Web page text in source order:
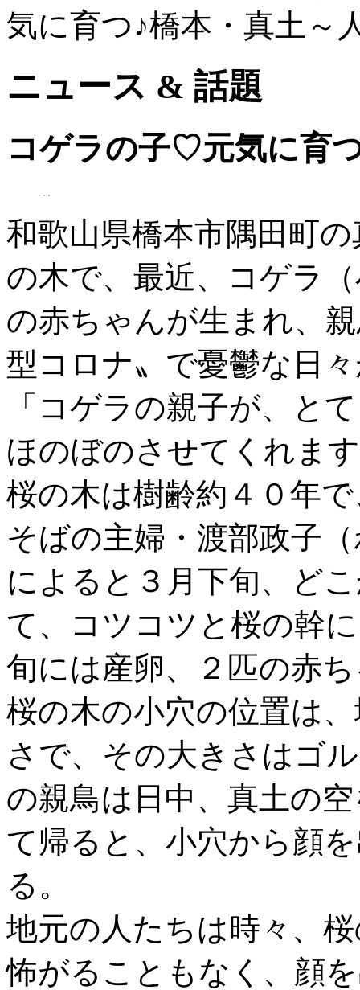
気に育つ♪橋本・真土～
ニュース & 話題
コゲラの子♡元気に育
和歌山県橋本市隅田町
の木で、最近、コゲラ
の赤ちゃんが生まれ、
型コロナ〟で憂鬱な日
「コゲラの親子が、と
ほのぼのさせてくれま
桜の木は樹齢約４０年
そばの主婦・渡部政子
によると３月下旬、ど
て、コツコツと桜の幹
旬には産卵、２匹の赤
桜の木の小穴の位置は
さで、その大きさはゴ
の親鳥は日中、真土の
て帰ると、小穴から顔
る。
地元の人たちは時々、
怖がることもなく、顔